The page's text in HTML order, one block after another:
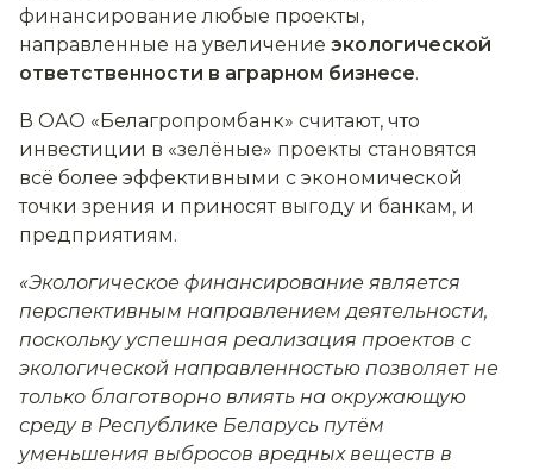
финансирование любые проекты,
направленные на увеличение экологической
ответственности в аграрном бизнесе.
В ОАО «Белагропромбанк» считают, что
инвестиции в «зелёные» проекты становятся
всё более эффективными с экономической
точки зрения и приносят выгоду и банкам, и
предприятиям.
«Экологическое финансирование является
перспективным направлением деятельности,
поскольку успешная реализация проектов с
экологической направленностью позволяет не
только благотворно влиять на окружающую
среду в Республике Беларусь путём
уменьшения выбросов вредных веществ в